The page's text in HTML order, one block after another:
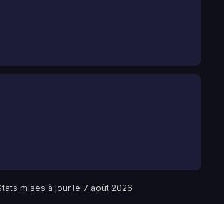
mises à jour le 7 août 2026